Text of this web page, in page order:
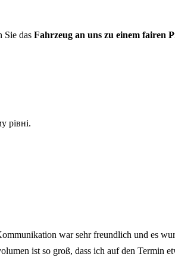
Sie das Fahrzeug an uns zu einem fairen
рівні.
war sehr freundlich und es
ist so groß, dass ich auf den Termin